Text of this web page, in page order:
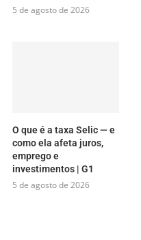
5 de agosto de 2026
O que é a taxa Selic — e
como ela afeta juros,
emprego e
investimentos | G1
5 de agosto de 2026